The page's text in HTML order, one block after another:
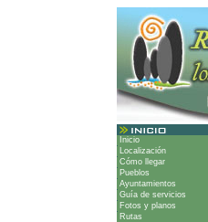
Inicio
Localización
Cómo llegar
Pueblos
Ayuntamientos
Guía de servicios
Fotos y planos
Rutas